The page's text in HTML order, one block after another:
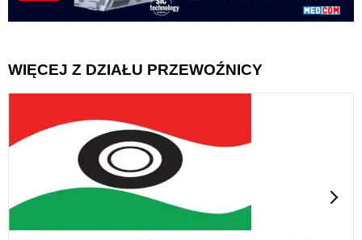
WIĘCEJ Z DZIAŁU PRZEWOŹNICY